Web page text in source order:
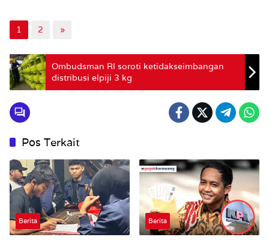
1 2 »
Ombudsman RI soroti ketidakseimbangan
distribusi elpiji 3 kg
Pos Terkait
Berita Berita